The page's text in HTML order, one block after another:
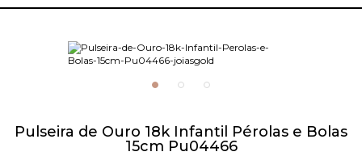
Pulseira de Ouro 18k Infantil Pérolas e Bolas
15cm Pu04466
Brincos